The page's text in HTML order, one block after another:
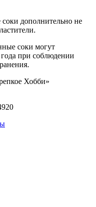
дополнительно не
соки могут
года при соблюдении
Хобби»